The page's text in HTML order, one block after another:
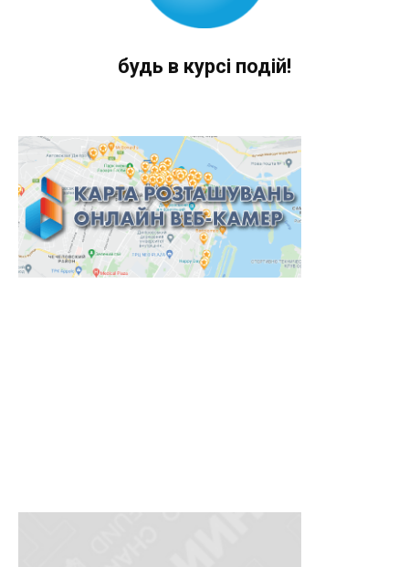
будь в курсі подій!